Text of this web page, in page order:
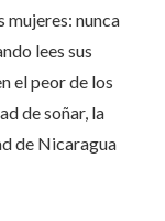
mujeres: nunca
lees sus
el peor de los
de soñar, la
de Nicaragua